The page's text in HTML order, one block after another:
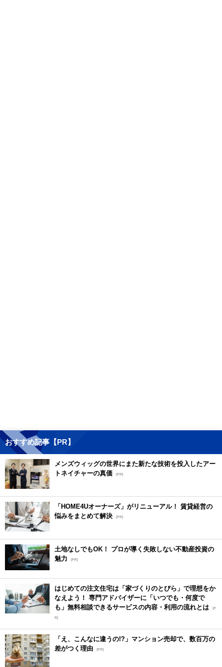
おすすめ記事【PR】
メンズウィッグの世界にまた新たな技術を投入したアー
トネイチャーの真価 [PR]
「HOME4Uオーナーズ」がリニューアル！ 賃貸経営の
悩みをまとめて解決 [PR]
土地なしでもOK！ プロが導く失敗しない不動産投資の
魅力
[PR]
はじめての注文住宅は「家づくりのとびら」で理想をか
なえよう！ 専門アドバイザーに「いつでも・何度で
も」無料相談できるサービスの内容・利用の流れとは [P
R]
「え、こんなに違うの!?」マンション売却で、数百万の
差がつく理由 [PR]